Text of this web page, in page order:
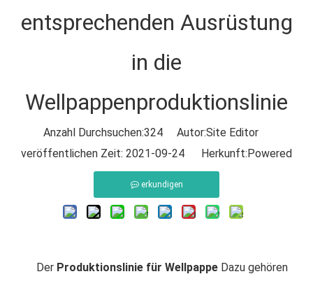
entsprechenden Ausrüstung
in die
Wellpappenproduktionslinie
Anzahl Durchsuchen:324 Autor:Site Editor
veröffentlichen Zeit: 2021-09-24 Herkunft:Powered
erkundigen
Der Produktionslinie für Wellpappe Dazu gehören